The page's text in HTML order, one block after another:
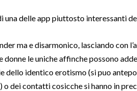
una delle app piuttosto interessanti
ma e disarmonico, lasciando con
donne le uniche affinche possono
dello identico erotismo (si puo
o dei contatti cosicche si hanno in